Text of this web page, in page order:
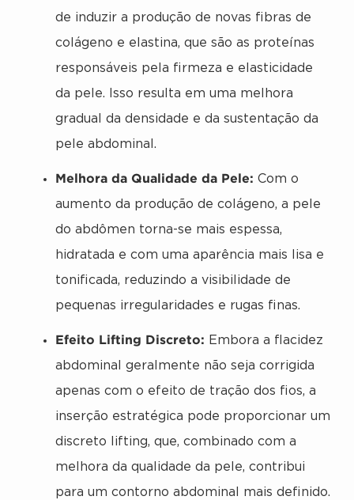
de induzir a produção de novas fibras de
colágeno e elastina, que são as proteínas
responsáveis pela firmeza e elasticidade
da pele. Isso resulta em uma melhora
gradual da densidade e da sustentação da
pele abdominal.
Melhora da Qualidade da Pele: Com o
aumento da produção de colágeno, a pele
do abdômen torna-se mais espessa,
hidratada e com uma aparência mais lisa e
tonificada, reduzindo a visibilidade de
pequenas irregularidades e rugas finas.
Efeito Lifting Discreto: Embora a flacidez
abdominal geralmente não seja corrigida
apenas com o efeito de tração dos fios, a
inserção estratégica pode proporcionar um
discreto lifting, que, combinado com a
melhora da qualidade da pele, contribui
para um contorno abdominal mais definido.